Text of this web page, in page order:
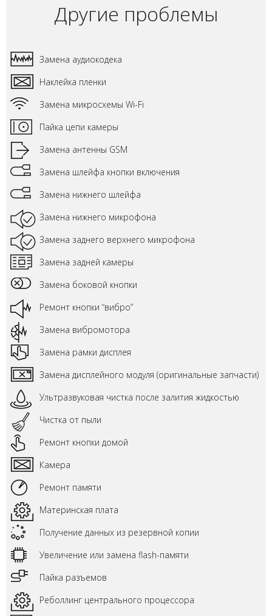
Другие проблемы
Замена аудиокодека
Наклейка пленки
Замена микросхемы Wi-Fi
Пайка цепи камеры
Замена антенны GSM
Замена шлейфа кнопки включения
Замена нижнего шлейфа
Замена нижнего микрофона
Замена заднего верхнего микрофона
Замена задней камеры
Замена боковой кнопки
Ремонт кнопки “вибро”
Замена вибромотора
Замена рамки дисплея
Замена дисплейного модуля (оригинальные запчасти)
Ультразвуковая чистка после залития жидкостью
Чистка от пыли
Ремонт кнопки домой
Камера
Ремонт памяти
Материнская плата
Получение данных из резервной копии
Увеличение или замена flash-памяти
Пайка разъемов
Реболлинг центрального процессора